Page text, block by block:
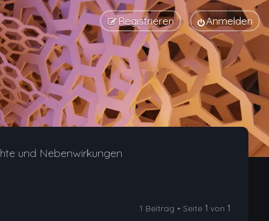
Anmelden
Registrieren
und Nebenwirkungen
1 Beitrag • Seite1 von1